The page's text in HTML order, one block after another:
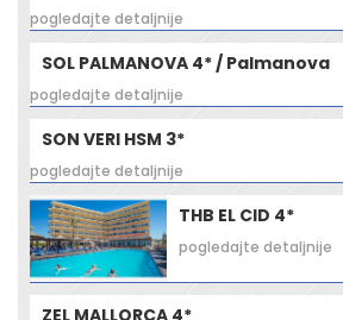
pogledajte detaljnije
SOL PALMANOVA 4* / Palmanova
pogledajte detaljnije
SON VERI HSM 3*
pogledajte detaljnije
THB EL CID 4*
pogledajte detaljnije
ZEL MALLORCA 4*